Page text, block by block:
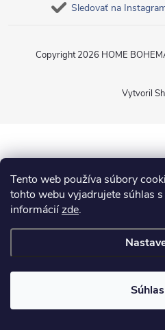
Tento web používa súbory
tohto webu vyjadrujete súhlas
informáciízde.
Sledovať na
Vytvoril
Copyright 2026 HOME